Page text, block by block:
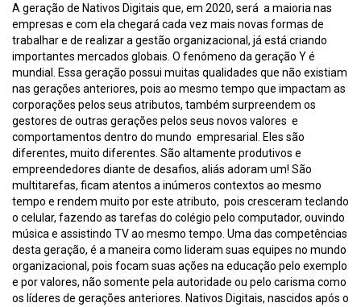
A geração de Nativos Digitais que, em 2020, será a maioria nas
empresas e com ela chegará cada vez mais novas formas de
trabalhar e de realizar a gestão organizacional, já está criando
importantes mercados globais. O fenômeno da geração Y é
mundial. Essa geração possui muitas qualidades que não existiam
nas gerações anteriores, pois ao mesmo tempo que impactam as
corporações pelos seus atributos, também surpreendem os
gestores de outras gerações pelos seus novos valores e
comportamentos dentro do mundo empresarial. Eles são
diferentes, muito diferentes. São altamente produtivos e
empreendedores diante de desafios, aliás adoram um! São
multitarefas, ficam atentos a inúmeros contextos ao mesmo
tempo e rendem muito por este atributo, pois cresceram teclando
o celular, fazendo as tarefas do colégio pelo computador, ouvindo
música e assistindo TV ao mesmo tempo. Uma das competências
desta geração, é a maneira como lideram suas equipes no mundo
organizacional, pois focam suas ações na educação pelo exemplo
e por valores, não somente pela autoridade ou pelo carisma como
os líderes de gerações anteriores. Nativos Digitais, nascidos após o